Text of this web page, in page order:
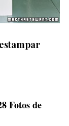
Fotos de